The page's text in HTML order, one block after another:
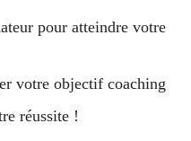
pour atteindre votre
votre objectif coaching
réussite !